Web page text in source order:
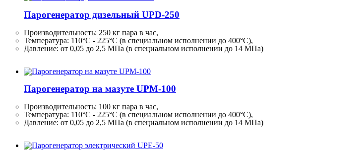
Парогенератор дизельный UPD-250
Производительность: 250 кг пара в час,
Температура: 110°C - 225°C (в специальном исполнении до 400°C),
Давление: от 0,05 до 2,5 МПа (в специальном исполнении до 14 МПа)
Парогенератор на мазуте UPM-100
Производительность: 100 кг пара в час,
Температура: 110°C - 225°C (в специальном исполнении до 400°C),
Давление: от 0,05 до 2,5 МПа (в специальном исполнении до 14 МПа)